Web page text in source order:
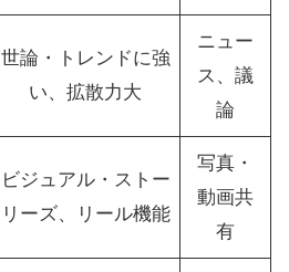
世論・トレンドに強
い、拡散力大
ニュー
ス、議
論
ビジュアル・ストー
リーズ、リール機能
写真・
動画共
有